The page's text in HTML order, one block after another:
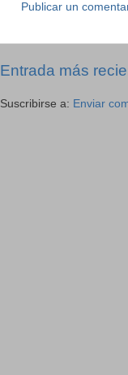
Publicar un
Entrada más
Suscribirse a: Enviar